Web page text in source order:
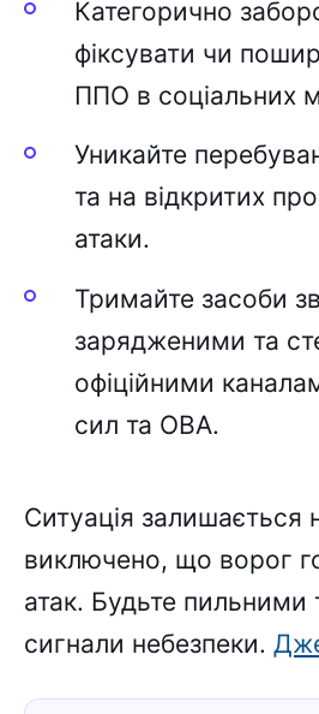
Категорично
фіксувати чи
ППО в соціальних
Уникайте
та на відкритих
атаки.
Тримайте засоби
зарядженими та
офіційними
сил та ОВА.
Ситуація
виключено, що ворог
атак. Будьте пильними
сигнали небезпеки.